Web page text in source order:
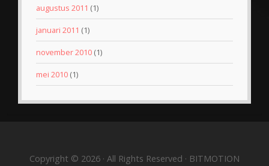
augustus 2011 (1)
januari 2011 (1)
november 2010 (1)
mei 2010 (1)
Copyright © 2026 · All Rights Reserved · BITMOTION